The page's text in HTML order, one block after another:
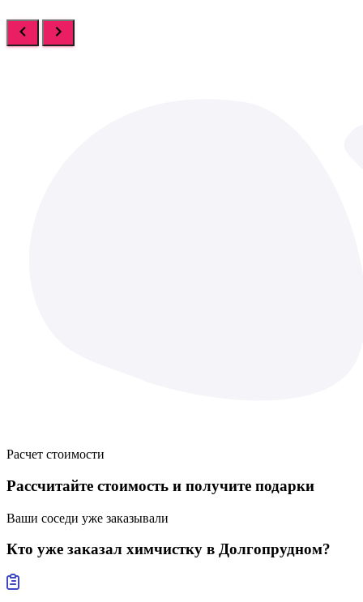
Расчет стоимости
Рассчитайте стоимость и получите подарки
Ваши соседи уже заказывали
Кто уже заказал химчистку в Долгопрудном?